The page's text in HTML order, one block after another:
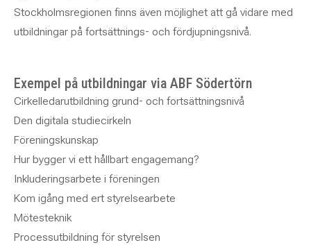
Stockholmsregionen finns även möjlighet att gå vidare med
utbildningar på fortsättnings- och fördjupningsnivå.
Exempel på utbildningar via ABF Södertörn
Cirkelledarutbildning grund- och fortsättningsnivå
Den digitala studiecirkeln
Föreningskunskap
Hur bygger vi ett hållbart engagemang?
Inkluderingsarbete i föreningen
Kom igång med ert styrelsearbete
Mötesteknik
Processutbildning för styrelsen